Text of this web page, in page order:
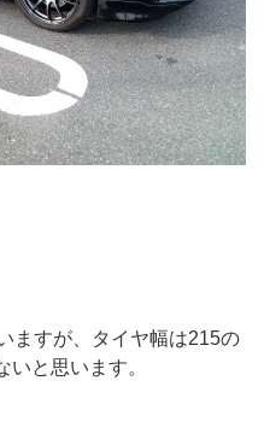
ますが、タイヤ幅は215の
いと思います。